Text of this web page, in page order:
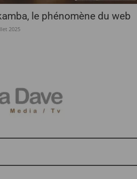
le phénomène du web
2025